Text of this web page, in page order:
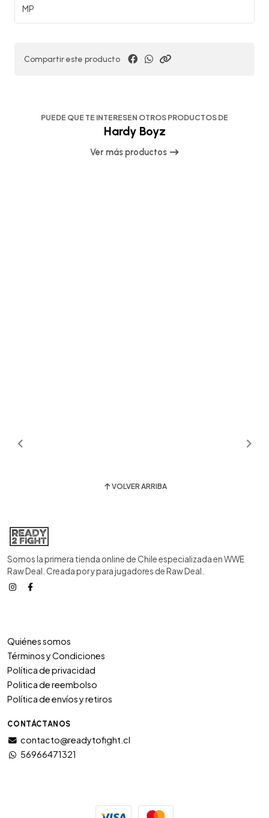
MP
Compartir este producto
PUEDE QUE TE INTERESEN OTROS PRODUCTOS DE
Hardy Boyz
Ver más productos
VOLVER ARRIBA
Somos la primera tienda online de Chile especializada en WWE
Raw Deal. Creada por y para jugadores de Raw Deal.
Quiénes somos
Términos y Condiciones
Política de privacidad
Politica de reembolso
Política de envíos y retiros
CONTÁCTANOS
contacto@readytofight.cl
56966471321